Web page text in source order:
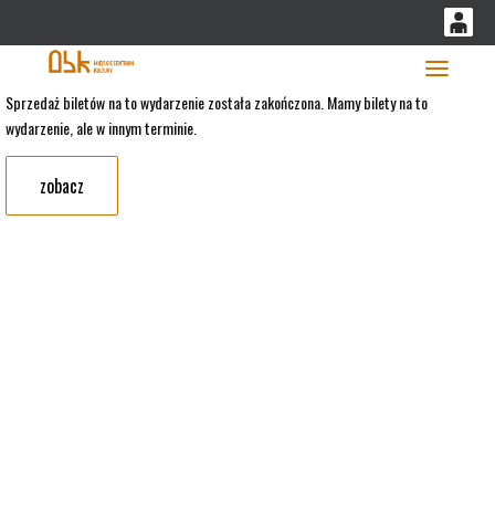
0,00
PLN
1453
Sprzedaż biletów na to wydarzenie została zakończona. Mamy bilety na to
wydarzenie, ale w innym terminie.
zobacz